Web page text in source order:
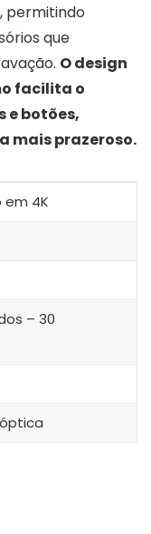
permitindo
que
O design
facilita o
e botões,
mais prazeroso.
em 4K
– 30